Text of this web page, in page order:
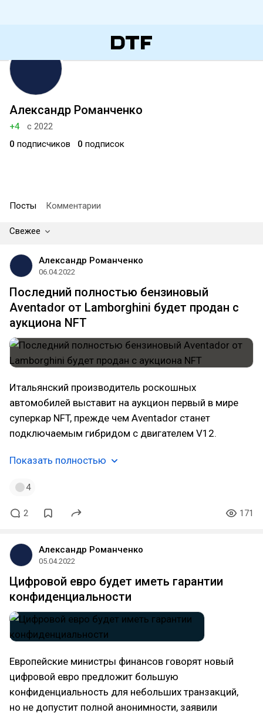
Александр Романченко
+4
с 2022
0 подписчиков 0 подписок
Посты Комментарии
Свежее
Александр Романченко
06.04.2022
Последний полностью бензиновый
Aventador от Lamborghini будет продан с
аукциона NFT
Итальянский производитель роскошных
автомобилей выставит на аукцион первый в мире
суперкар NFT, прежде чем Aventador станет
подключаемым гибридом с двигателем V12.
Показать полностью
4
2 171
Александр Романченко
05.04.2022
Цифровой евро будет иметь гарантии
конфиденциальности
Европейские министры финансов говорят новый
цифровой евро предложит большую
конфиденциальность для небольших транзакций,
но не допустит полной анонимности, заявили